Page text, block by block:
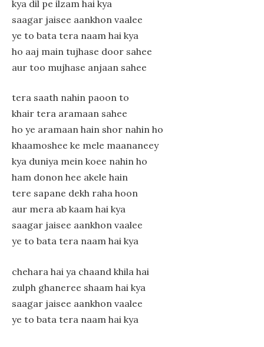
kya dil pe ilzam hai kya
saagar jaisee aankhon vaalee
ye to bata tera naam hai kya
ho aaj main tujhase door sahee
aur too mujhase anjaan sahee
tera saath nahin paoon to
khair tera aramaan sahee
ho ye aramaan hain shor nahin ho
khaamoshee ke mele maananeey
kya duniya mein koee nahin ho
ham donon hee akele hain
tere sapane dekh raha hoon
aur mera ab kaam hai kya
saagar jaisee aankhon vaalee
ye to bata tera naam hai kya
chehara hai ya chaand khila hai
zulph ghaneree shaam hai kya
saagar jaisee aankhon vaalee
ye to bata tera naam hai kya